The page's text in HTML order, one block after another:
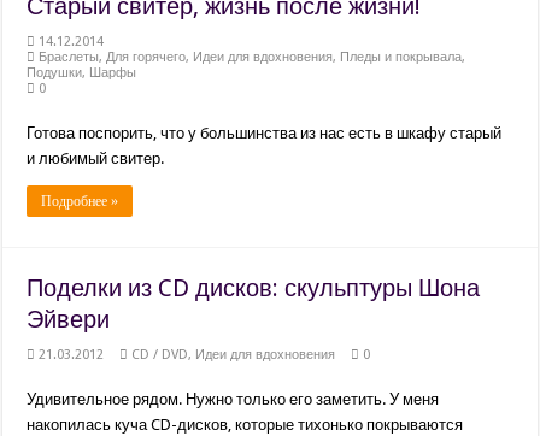
Старый свитер, жизнь после жизни!
14.12.2014
Браслеты,Для горячего, Идеи для вдохновения, Пледы и покрывала,
Подушки, Шарфы
0
Готова поспорить, что у большинства из нас есть в шкафу старый
и любимый свитер.
Подробнее »
Поделки из CD дисков: скульптуры Шона
Эйвери
21.03.2012 CD / DVD, Идеи для вдохновения 0
Удивительное рядом. Нужно только его заметить. У меня
накопилась куча CD-дисков, которые тихонько покрываются